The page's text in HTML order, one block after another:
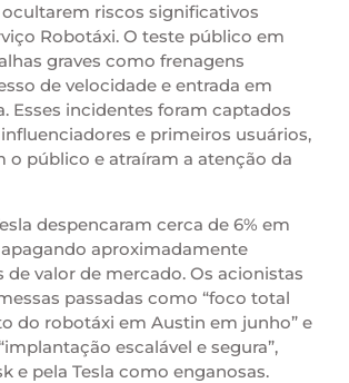
riscos significativos
Robotáxi. O teste público em
graves como frenagens
de velocidade e entrada em
Esses incidentes foram captados
e primeiros usuários,
o público e atraíram a atenção da
despencaram cerca de 6% em
aproximadamente
de valor de mercado. Os acionistas
passadas como “foco total
do robotáxi em Austin em junho” e
escalável e segura”,
e pela Tesla como enganosas.